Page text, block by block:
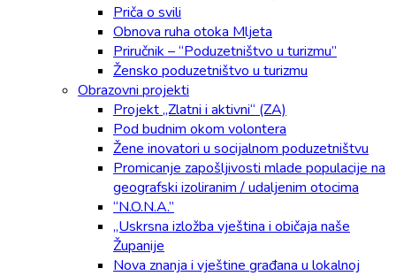
Priča o svili
Obnova ruha otoka Mljeta
Priručnik – “Poduzetništvo u turizmu”
Žensko poduzetništvo u turizmu
Obrazovni projekti
Projekt „Zlatni i aktivni“ (ZA)
Pod budnim okom volontera
Žene inovatori u socijalnom poduzetništvu
Promicanje zapošljivosti mlade populacije na
geografski izoliranim / udaljenim otocima
“N.O.N.A.”
„Uskrsna izložba vještina i običaja naše
Županije
Nova znanja i vještine građana u lokalnoj